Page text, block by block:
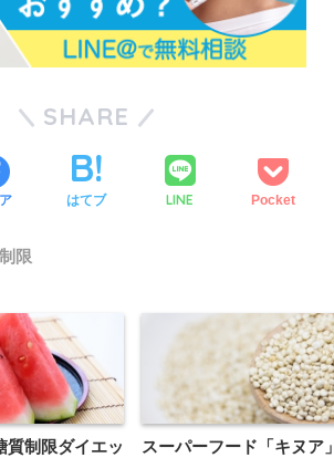
SHARE
はてブ LINE Pocket
限
質制限ダイエッ
スーパーフード「キヌア